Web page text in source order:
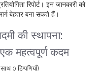
रिपोर्ट। इन जानकारी को
बेहतर बना सकते हैं।
की स्थापना:
महत्वपूर्ण कदम
साथ 0 टिप्पणियाँ)